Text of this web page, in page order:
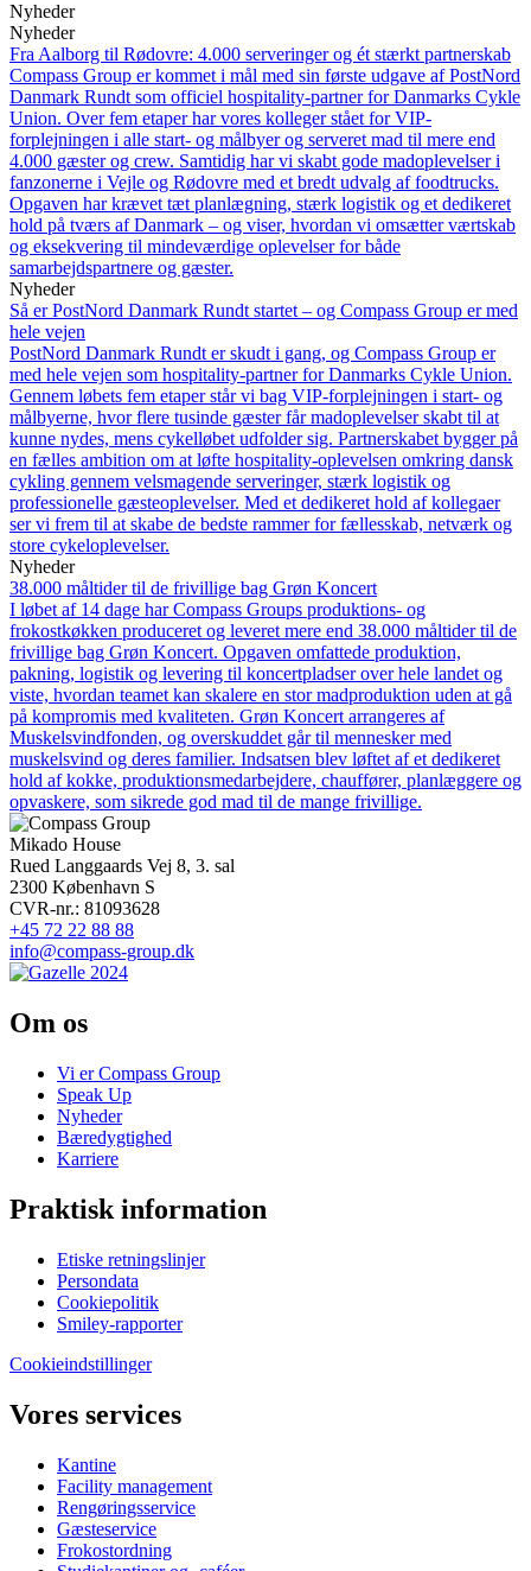
Email
Nyheder
Nyheder
Fra Aalborg til Rødovre: 4.000 serveringer og ét stærkt partnerskab
Compass Group er kommet i mål med sin første udgave af PostNord
Danmark Rundt som officiel hospitality-partner for Danmarks Cykle
Union. Over fem etaper har vores kolleger stået for VIP-
forplejningen i alle start- og målbyer og serveret mad til mere end
4.000 gæster og crew. Samtidig har vi skabt gode madoplevelser i
fanzonerne i Vejle og Rødovre med et bredt udvalg af foodtrucks.
Opgaven har krævet tæt planlægning, stærk logistik og et dedikeret
hold på tværs af Danmark – og viser, hvordan vi omsætter værtskab
og eksekvering til mindeværdige oplevelser for både
samarbejdspartnere og gæster.
Nyheder
Så er PostNord Danmark Rundt startet – og Compass Group er med
hele vejen
PostNord Danmark Rundt er skudt i gang, og Compass Group er
med hele vejen som hospitality-partner for Danmarks Cykle Union.
Gennem løbets fem etaper står vi bag VIP-forplejningen i start- og
målbyerne, hvor flere tusinde gæster får madoplevelser skabt til at
kunne nydes, mens cykelløbet udfolder sig. Partnerskabet bygger på
en fælles ambition om at løfte hospitality-oplevelsen omkring dansk
cykling gennem velsmagende serveringer, stærk logistik og
professionelle gæsteoplevelser. Med et dedikeret hold af kollegaer
ser vi frem til at skabe de bedste rammer for fællesskab, netværk og
store cykeloplevelser.
Nyheder
38.000 måltider til de frivillige bag Grøn Koncert
I løbet af 14 dage har Compass Groups produktions- og
frokostkøkken produceret og leveret mere end 38.000 måltider til de
frivillige bag Grøn Koncert. Opgaven omfattede produktion,
pakning, logistik og levering til koncertpladser over hele landet og
viste, hvordan teamet kan skalere en stor madproduktion uden at gå
på kompromis med kvaliteten. Grøn Koncert arrangeres af
Muskelsvindfonden, og overskuddet går til mennesker med
muskelsvind og deres familier. Indsatsen blev løftet af et dedikeret
hold af kokke, produktionsmedarbejdere, chauffører, planlæggere og
opvaskere, som sikrede god mad til de mange frivillige.
Mikado House
Rued Langgaards Vej 8, 3. sal
2300 København S
CVR-nr.: 81093628
+45 72 22 88 88
info@compass-group.dk
Om os
Vi er Compass Group
Speak Up
Nyheder
Bæredygtighed
Karriere
Praktisk information
Etiske retningslinjer
Persondata
Cookiepolitik
Smiley-rapporter
Cookieindstillinger
Vores services
Kantine
Facility management
Rengøringsservice
Gæsteservice
Frokostordning